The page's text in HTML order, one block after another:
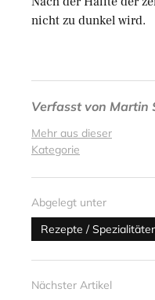
nicht zu dunkel wird.
Verfasst von Martin
Mehr aus dieser
Kategorie
Abgelegt unter
Rezepte /
Nächster Artikel